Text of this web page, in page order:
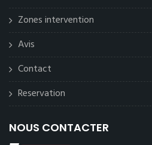
Zones intervention
Avis
Contact
Reservation
NOUS CONTACTER